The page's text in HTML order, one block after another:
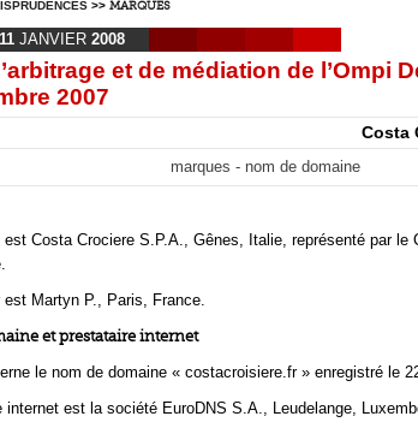
>> MARQUES
11 JANVIER 2008
et de médiation de l’Ompi
2007
Costa
marques - nom de domaine
est Costa Crociere S.P.A., Gênes, Italie, représenté par le
est Martyn P., Paris, France.
et prestataire internet
le nom de domaine « costacroisiere.fr » enregistré le
internet est la société EuroDNS S.A., Leudelange,